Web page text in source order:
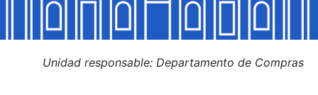
Mostrar/Ocultar
Mostrar/Ocultar
Unidad responsable: Departamento de Compras